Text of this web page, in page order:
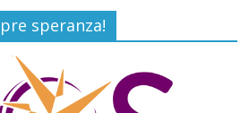
speranza!